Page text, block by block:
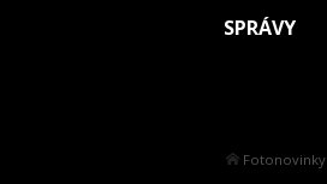
SPRÁVY
Fotonovinky